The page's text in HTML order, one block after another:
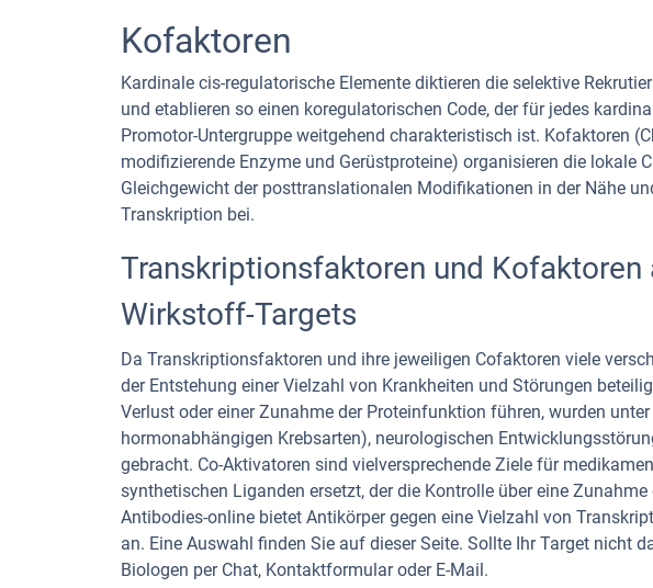
Kofaktoren
Kardinale cis-regulatorische Elemente diktieren die selektive
und etablieren so einen koregulatorischen Code, der für jedes
Promotor-Untergruppe weitgehend charakteristisch ist. Kofaktoren
modifizierende Enzyme und Gerüstproteine) organisieren die lokale
Gleichgewicht der posttranslationalen Modifikationen in der Nähe
Transkription bei.
Transkriptionsfaktoren und
Wirkstoff-Targets
Da Transkriptionsfaktoren und ihre jeweiligen Cofaktoren viele
der Entstehung einer Vielzahl von Krankheiten und Störungen
Verlust oder einer Zunahme der Proteinfunktion führen, wurden
hormonabhängigen Krebsarten), neurologischen
gebracht. Co-Aktivatoren sind vielversprechende Ziele für
synthetischen Liganden ersetzt, der die Kontrolle über eine
Antibodies-online bietet Antikörper gegen eine Vielzahl von
an. Eine Auswahl finden Sie auf dieser Seite. Sollte Ihr Target nicht
Biologen per Chat, Kontaktformular oder E-Mail.